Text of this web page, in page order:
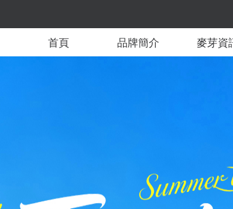
首頁 品牌簡介 麥芽資